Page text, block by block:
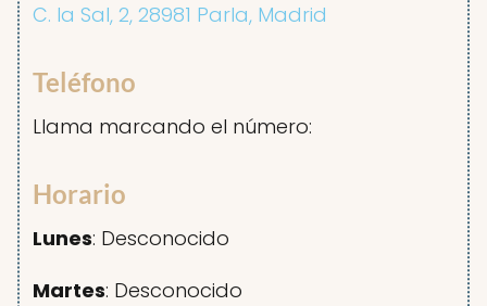
C. la Sal, 2, 28981 Parla, Madrid
Teléfono
Llama marcando el número:
Horario
Lunes: Desconocido
Martes: Desconocido